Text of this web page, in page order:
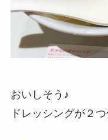
おいしそう♪
ドレッシングが２